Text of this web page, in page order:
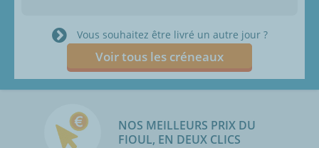
Vous souhaitez être livré un autre jour ?
Voir tous les créneaux
NOS MEILLEURS PRIX DU
FIOUL, EN DEUX CLICS